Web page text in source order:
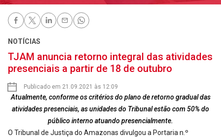
NOTÍCIAS
TJAM anuncia retorno integral das atividades
presenciais a partir de 18 de outubro
Publicado em 21.09.2021 às 12:09
Atualmente, conforme os critérios do plano de retorno gradual das
atividades presenciais, as unidades do Tribunal estão com 50% do
público interno atuando presencialmente.
O Tribunal de Justiça do Amazonas divulgou a Portaria n.º